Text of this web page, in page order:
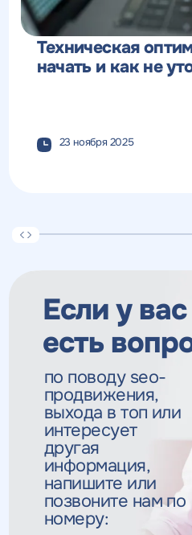
Техническая
начать и как не
23 ноября 2025
Если у вас
есть
по поводу seo-
продвижения,
выхода в топ или
интересует
другая
информация,
напишите или
позвоните нам по
номеру: